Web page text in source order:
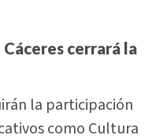
cerrará la
la participación
como Cultura